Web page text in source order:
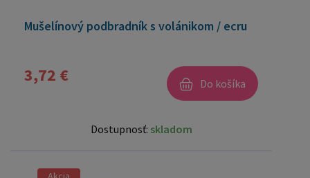
Mušelínový podbradník s volánikom / ecru
3,72 € Do košíka
Dostupnosť: skladom